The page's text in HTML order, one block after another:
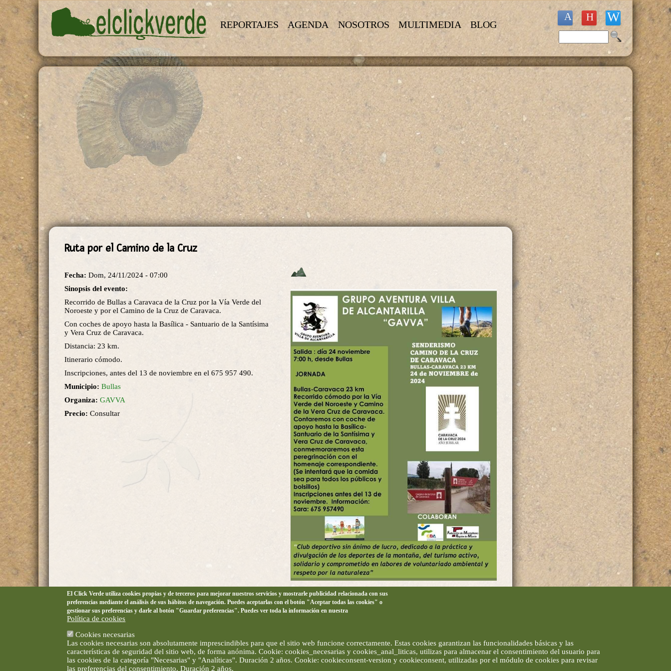
Pasar al contenido principal
REPORTAJES AGENDA NOSOTROS MULTIMEDIA BLOG
Formulario de búsqueda
Ruta por el Camino de la Cruz
Fecha: Dom, 24/11/2024 - 07:00
Sinopsis del evento:
Recorrido de Bullas a Caravaca de la Cruz por la Vía Verde del
Noroeste y por el Camino de la Cruz de Caravaca.
Con coches de apoyo hasta la Basílica - Santuario de la Santísima
y Vera Cruz de Caravaca.
Distancia: 23 km.
Itinerario cómodo.
Inscripciones, antes del 13 de noviembre en el 675 957 490.
Municipio: Bullas
Organiza: GAVVA
Precio: Consultar
El Click Verde utiliza cookies propias y de terceros para mejorar nuestros servicios y mostrarle publicidad relacionada con sus
preferencias mediante el análisis de sus hábitos de navegación. Puedes aceptarlas con el botón "Aceptar todas las cookies" o
gestionar sus preferencias y darle al botón "Guardar preferencias". Puedes ver toda la información en nuestra
Política de cookies
Cookies necesarias
Las cookies necesarias son absolutamente imprescindibles para que el sitio web funcione correctamente. Estas cookies garantizan las funcionalidades básicas y las
características de seguridad del sitio web, de forma anónima. Cookie: cookies_necesarias y cookies_anal_liticas, utilizas para almacenar el consentimiento del usuario para
las cookies de la categoría "Necesarias" y "Analíticas". Duración 2 años. Cookie: cookieconsent-version y cookieconsent, utilizadas por el módulo de cookies para revisar
las preferencias del consentimiento. Duración 2 años.